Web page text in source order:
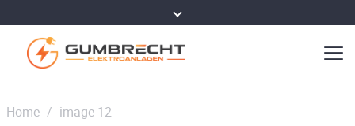
Home / image 12